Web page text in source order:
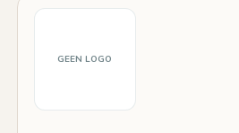
GEEN LOGO